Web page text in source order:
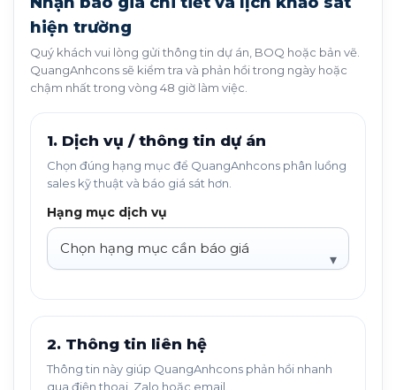
hiện trường
Quý khách vui lòng gửi thông tin dự án, BOQ hoặc bản vẽ.
QuangAnhcons sẽ kiểm tra và phản hồi trong ngày hoặc
chậm nhất trong vòng 48 giờ làm việc.
1. Dịch vụ / thông tin dự án
Chọn đúng hạng mục để QuangAnhcons phân luồng
sales kỹ thuật và báo giá sát hơn.
Hạng mục dịch vụ
2. Thông tin liên hệ
Thông tin này giúp QuangAnhcons phản hồi nhanh
qua điện thoại, Zalo hoặc email.